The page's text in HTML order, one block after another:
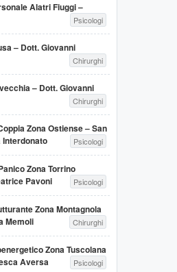
Alatri Fiuggi –
Psicologi
– Dott. Giovanni
Chirurghi
– Dott. Giovanni
Chirurghi
Zona Ostiense – San
Interdonato
Psicologi
Zona Torrino
Pavoni
Psicologi
Zona Montagnola
Memoli
Chirurghi
Zona Tuscolana
Aversa
Psicologi